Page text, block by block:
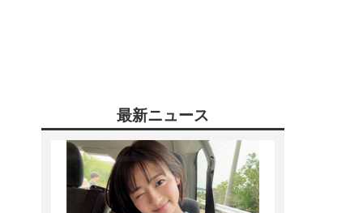
最新ニュース